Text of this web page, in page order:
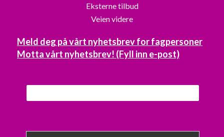
Eksterne tilbud
Veien videre
Meld deg på vårt nyhetsbrev for fagpersoner
Motta vårt nyhetsbrev! (Fyll inn e-post)